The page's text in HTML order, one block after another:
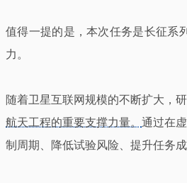
值得一提的是，本次任务是长征系
力。
随着卫星互联网规模的不断扩大，
航天工程的重要支撑力量。 通过在
制周期、降低试验风险、提升任务成